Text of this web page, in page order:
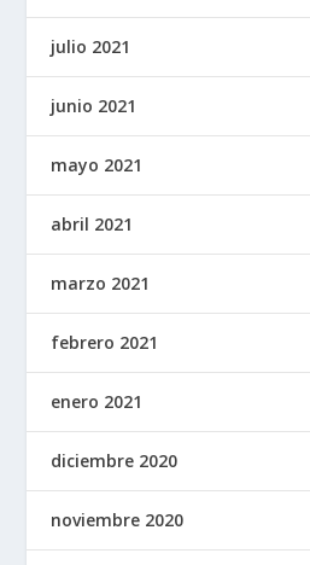
julio 2021
junio 2021
mayo 2021
abril 2021
marzo 2021
febrero 2021
enero 2021
diciembre 2020
noviembre 2020